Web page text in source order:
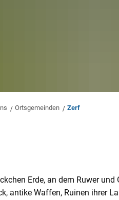
Ortsgemeinden Zerf
Erde, an dem Ruwer
antike Waffen, Ruinen ihrer